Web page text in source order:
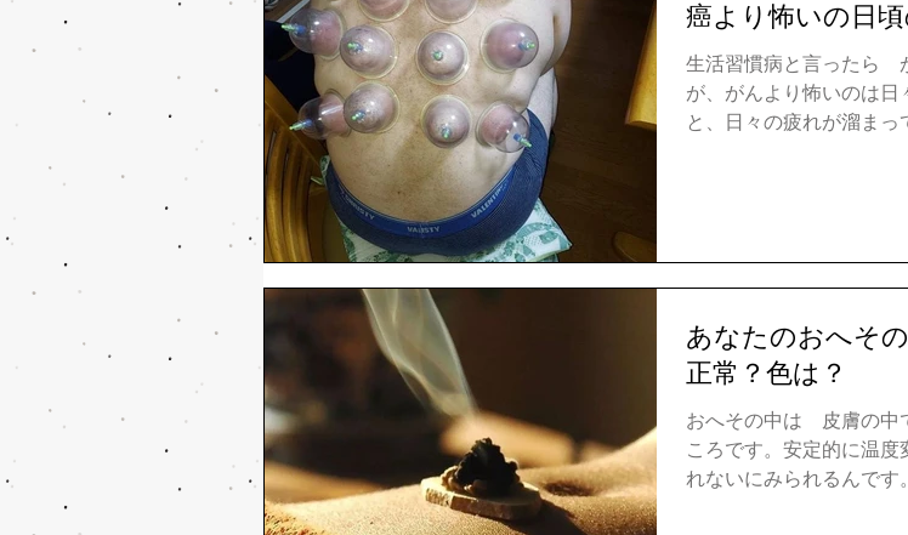
癌より怖いの日
生活習慣病と言ったら
が、がんより怖いのは日
と、日々の疲れが溜まっ
家族にやってあげてい
あなたのおへその
正常？色は？
おへその中は 皮膚の中
ころです。安定的に温度
れないにみられるんです